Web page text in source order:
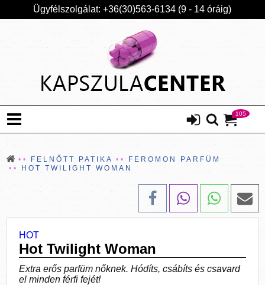
Ügyfélszolgálat: +36(30)563-6134 (9 - 14 óráig)
105
FELNŐTT PATIKA
FEROMON PARFÜM
HOT TWILIGHT WOMAN
HOT
Hot Twilight Woman
Extra erős parfüm nőknek. Hódíts, csábíts és csavard
el minden férfi fejét!